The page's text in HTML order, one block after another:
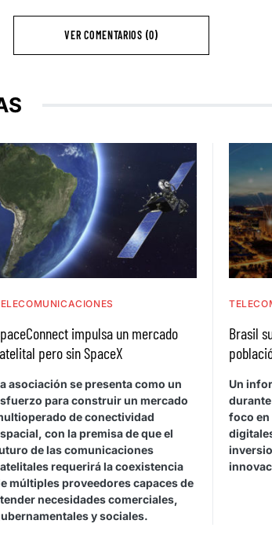
VER COMENTARIOS (0)
impulsa un mercado
pero sin SpaceX
asociación se presenta como un
para construir un mercado
de conectividad
con la premisa de que el
de las comunicaciones
requerirá la coexistencia
múltiples proveedores capaces de
necesidades comerciales,
y sociales.
Brasil
Un
foco en